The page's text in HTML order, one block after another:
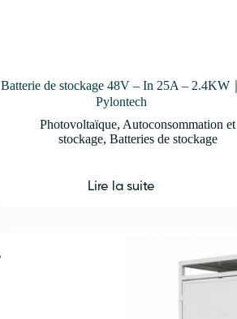
Batterie de stockage 48V – In 25A – 2.4KW｜
Pylontech
Photovoltaïque, Autoconsommation et
stockage, Batteries de stockage
Lire la suite